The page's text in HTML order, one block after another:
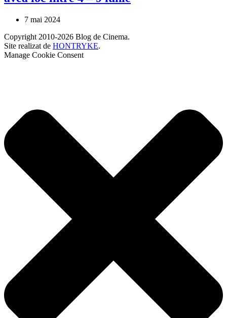
7 mai 2024
Copyright 2010-2026 Blog de Cinema.
Site realizat de HONTRYKE.
Manage Cookie Consent